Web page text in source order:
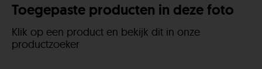
Toegepaste producten in deze foto
Klik op een product en bekijk dit in onze
productzoeker